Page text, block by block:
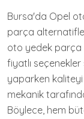
Bursa'da Opel
parça
oto yedek parça
fiyatlı
yaparken
mekanik
Böylece, hem